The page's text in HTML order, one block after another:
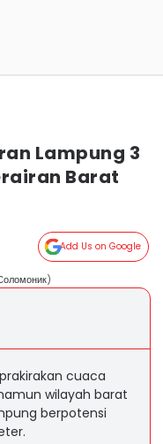
Lampung 3
Barat
Add Us on Google
cuaca
wilayah barat
berpotensi